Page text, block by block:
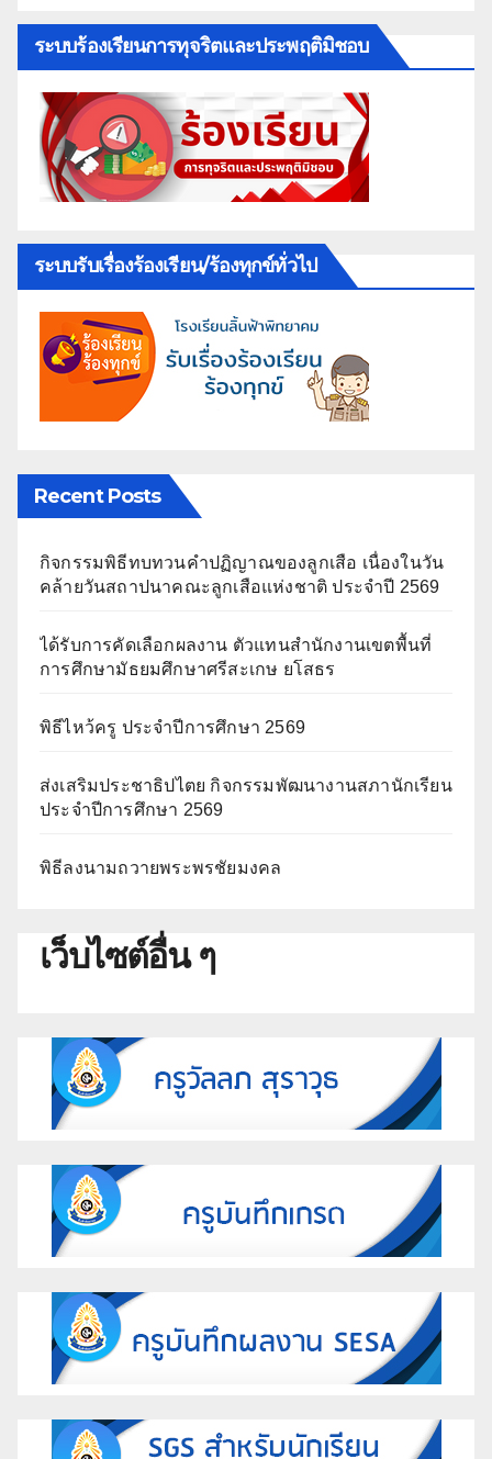
ระบบร้องเรียนการทุจริตและประพฤติมิชอบ
ระบบรับเรื่องร้องเรียน/ร้องทุกข์ทั่วไป
Recent Posts
กิจกรรมพิธีทบทวนคำปฏิญาณของลูกเสือ เนื่องในวัน
คล้ายวันสถาปนาคณะลูกเสือแห่งชาติ ประจำปี 2569
ได้รับการคัดเลือกผลงาน ตัวแทนสำนักงานเขตพื้นที่
การศึกษามัธยมศึกษาศรีสะเกษ ยโสธร
พิธีไหว้ครู ประจำปีการศึกษา 2569
ส่งเสริมประชาธิปไตย กิจกรรมพัฒนางานสภานักเรียน
ประจำปีการศึกษา 2569
พิธีลงนามถวายพระพรชัยมงคล
เว็บไซต์อื่น ๆ